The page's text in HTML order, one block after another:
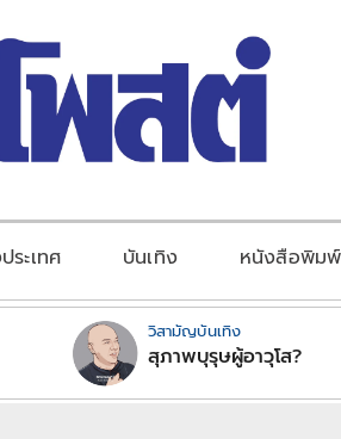
ระเทศ บันเทิง หนังสือพิมพ์
วิสามัญบันเทิง
สุภาพบุรุษผู้อาวุโส?